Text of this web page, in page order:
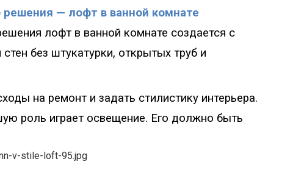
решения — лофт в ванной комнате
лофт в ванной комнате создается с
без штукатурки, открытых труб и
на ремонт и задать стилистику интерьера.
роль играет освещение. Его должно быть